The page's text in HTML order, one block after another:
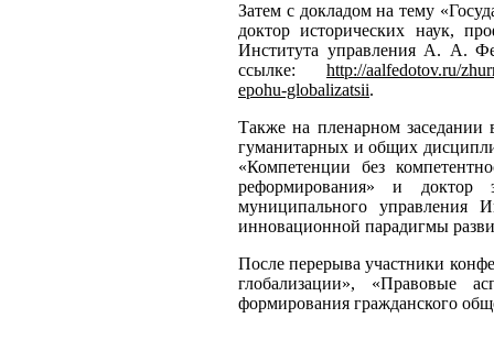
Затем с докладом на тему
доктор исторических наук,
Института управления А. А.
ссылке: http://aalfedotov.ru/
epohu-globalizatsii.
Также на пленарном заседании
гуманитарных и общих
«Компетенции без
реформирования» и доктор
муниципального управления
инновационной парадигмы
После перерыва участники
глобализации», «Правовые
формирования гражданского